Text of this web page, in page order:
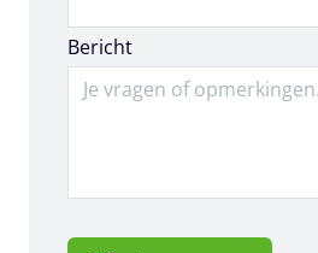
Bericht